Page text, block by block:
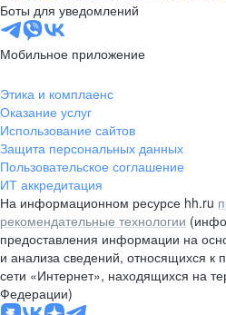
Боты для уведомлений
Мобильное приложение
Этика и комплаенс
Оказание услуг
Использование сайтов
Защита персональных данных
Пользовательское соглашение
ИТ аккредитация
На информационном ресурсе hh.ru
рекомендательные технологии
предоставления информации на
и анализа сведений, относящихся к
сети «Интернет», находящихся на
Федерации)